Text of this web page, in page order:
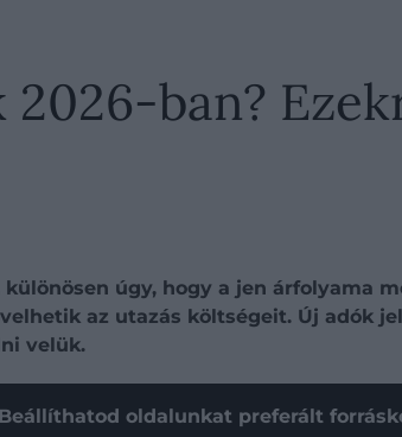
2026-ban?
úgy, hogy a jen árfolyama
az utazás költségeit. Új adók
velük.
Beállíthatod oldalunkat preferált